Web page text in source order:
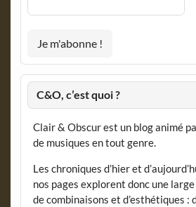
C&O, c’est quoi ?
Clair & Obscur est un blog animé
de musiques en tout genre.
Les chroniques d’hier et
nos pages explorent donc une
de combinaisons et d’esthétiques :